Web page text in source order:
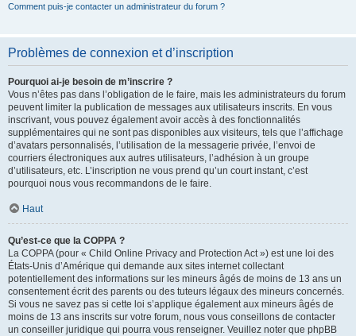
Comment puis-je contacter un administrateur du forum ?
Problèmes de connexion et d’inscription
Pourquoi ai-je besoin de m’inscrire ?
Vous n’êtes pas dans l’obligation de le faire, mais les administrateurs du forum
peuvent limiter la publication de messages aux utilisateurs inscrits. En vous
inscrivant, vous pouvez également avoir accès à des fonctionnalités
supplémentaires qui ne sont pas disponibles aux visiteurs, tels que l’affichage
d’avatars personnalisés, l’utilisation de la messagerie privée, l’envoi de
courriers électroniques aux autres utilisateurs, l’adhésion à un groupe
d’utilisateurs, etc. L’inscription ne vous prend qu’un court instant, c’est
pourquoi nous vous recommandons de le faire.
Haut
Qu’est-ce que la COPPA ?
La COPPA (pour « Child Online Privacy and Protection Act ») est une loi des
États-Unis d’Amérique qui demande aux sites internet collectant
potentiellement des informations sur les mineurs âgés de moins de 13 ans un
consentement écrit des parents ou des tuteurs légaux des mineurs concernés.
Si vous ne savez pas si cette loi s’applique également aux mineurs âgés de
moins de 13 ans inscrits sur votre forum, nous vous conseillons de contacter
un conseiller juridique qui pourra vous renseigner. Veuillez noter que phpBB